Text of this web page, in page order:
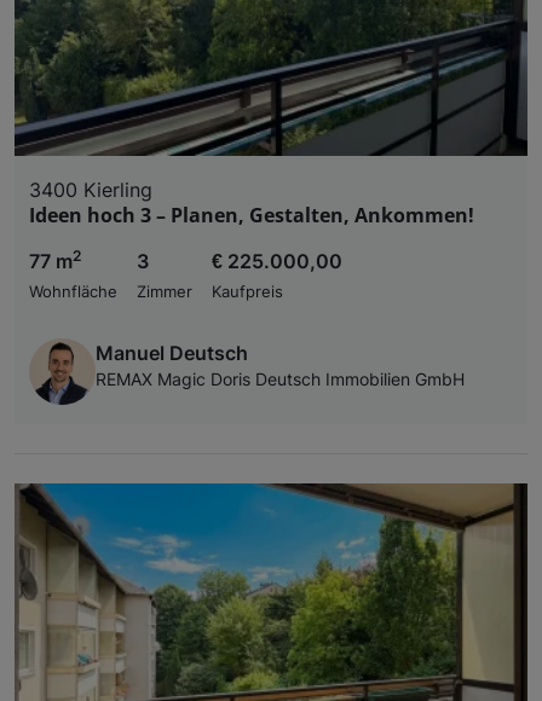
3400 Kierling
Ideen hoch 3 – Planen, Gestalten, Ankommen!
77 m2
Wohnfläche
3
Zimmer
€ 225.000,00
Kaufpreis
Manuel Deutsch
REMAX Magic Doris Deutsch Immobilien GmbH